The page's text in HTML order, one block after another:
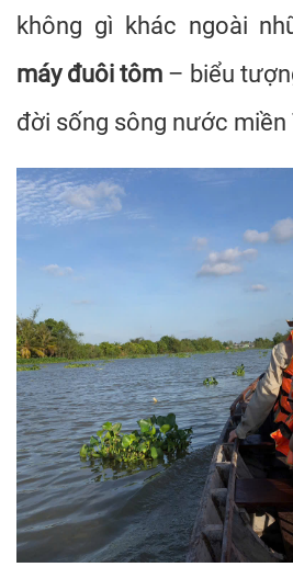
không gì khác ngoài
máy đuôi tôm – biểu
đời sống sông nước miền